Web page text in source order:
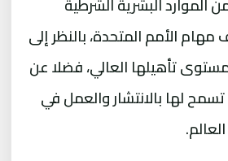
الأمم المتحدة، بالنظر إلى
تأهيلها العالي، فضلا عن
تسمح لها بالانتشار والعمل في